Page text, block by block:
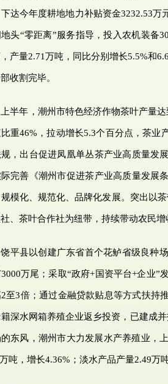
下达今年度耕地地力补贴资金3232.53
地头“零距离”服务指导，投入农机装备
产量2.71万吨，同比分别增长5.5%和
收割完毕。
上半年，潮州市特色经济作物茶叶产量
重46%，拉动增长5.3个百分点，茶业
，出台促进凤凰单丛茶产业高质量发
完善《潮州市促进茶产业高质量发展
模化、规范化、品牌化发展。突出以
、茶叶合作社为纽带，持续带动农民增
饶平县以创建广东省首个花鲈省级良种
万尾；采取“政府+国资平台+企业”
至3倍；通过金融贷款贴息等方式扶持
深水网箱养殖企业返乡投资，已建成
东风，潮州市大力发展水产养殖业，
吨，增长4.36%；淡水产品产量2.49万